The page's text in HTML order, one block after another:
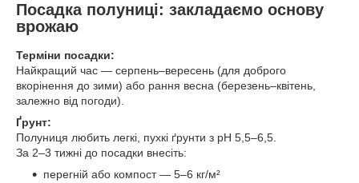
Посадка полуниці: закладаємо основу
врожаю
Терміни посадки:
Найкращий час — серпень–вересень (для доброго
вкорінення до зими) або рання весна (березень–квітень,
залежно від погоди).
Ґрунт:
Полуниця любить легкі, пухкі ґрунти з pH 5,5–6,5.
За 2–3 тижні до посадки внесіть:
перегній або компост — 5–6 кг/м²